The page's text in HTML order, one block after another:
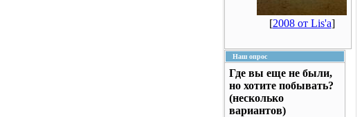
[2008 от Lis'a]
Наш опрос
Где вы еще не были,
но хотите побывать?
(несколько
вариантов)